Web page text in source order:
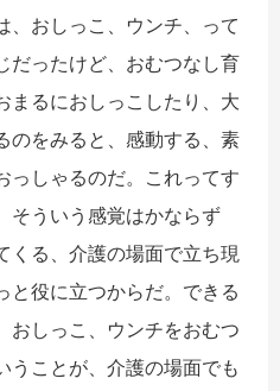
、おしっこ、ウンチ、って
だったけど、おむつなし育
まるにおしっこしたり、大
のをみると、感動する、素
っしゃるのだ。これってす
そういう感覚はかならず
くる、介護の場面で立ち現
と役に立つからだ。できる
おしっこ、ウンチをおむつ
うことが、介護の場面でも